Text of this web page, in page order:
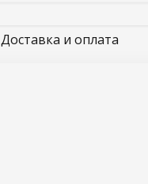
Доставка и оплата